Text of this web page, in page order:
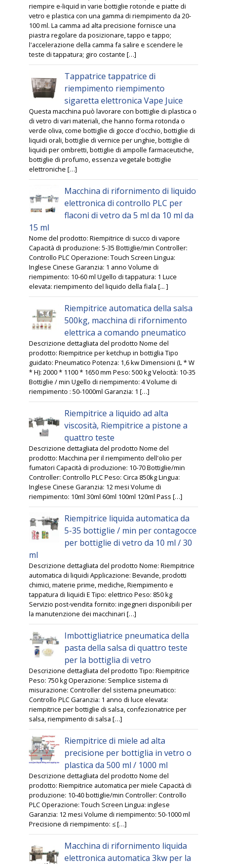
riempire e-liquid in varie bottiglie rotonde e piatte di
vetro e plastica con una gamma di riempimento da 20-
100 ml. La camma ad alta precisione fornisce una
piastra regolare da posizionare, tappo e tappo;
l'accelerazione della camma fa salire e scendere le
teste di tappatura; giro costante […]
Tappatrice tappatrice di
riempimento riempimento
sigaretta elettronica Vape Juice
Questa macchina può lavorare con bottiglie di plastica o
di vetro di vari materiali, che hanno forma rotonda o
verde oliva, come bottiglie di gocce d'occhio, bottiglie di
liquidi orali, bottiglie di vernice per unghie, bottiglie di
liquidi per ombretti, bottiglie di ampolle farmaceutiche,
bottiglie di profumo, essenza vegetale bottiglie
elettroniche […]
Macchina di rifornimento di liquido
elettronica di controllo PLC per
flaconi di vetro da 5 ml da 10 ml da
15 ml
Nome del prodotto: Riempitrice di succo di vapore
Capacità di produzione: 5-35 Bottiglie/min Controller:
Controllo PLC Operazione: Touch Screen Lingua:
Inglese Cinese Garanzia: 1 anno Volume di
riempimento: 10-60 ml Ugello di tappatura: 1 Luce
elevata: riempimento del liquido della fiala [... ]
Riempitrice automatica della salsa
500kg, macchina di rifornimento
elettrica a comando pneumatico
Descrizione dettagliata del prodotto Nome del
prodotto: Riempitrice per ketchup in bottiglia Tipo
guidato: Pneumatico Potenza: 1,6 kw Dimensioni (L * W
* H): 2000 * 1100 * 1650 mm Peso: 500 kg Velocità: 10-35
Bottiglie / min Ugello di riempimento: 4 Volume di
riempimento : 50-1000ml Garanzia: 1 […]
Riempitrice a liquido ad alta
viscosità, Riempitrice a pistone a
quattro teste
Descrizione dettagliata del prodotto Nome del
prodotto: Macchina per il riempimento dell'olio per
fumatori Capacità di produzione: 10-70 Bottiglie/min
Controller: Controllo PLC Peso: Circa 850kg Lingua:
Inglese Cinese Garanzia: 12 mesi Volume di
riempimento: 10ml 30ml 60ml 100ml 120ml Pass […]
Riempitrice liquida automatica da
5-35 bottiglie / min per contagocce
per bottiglie di vetro da 10 ml / 30
ml
Descrizione dettagliata del prodotto Nome: Riempitrice
automatica di liquidi Applicazione: Bevande, prodotti
chimici, materie prime, mediche, Riempimento e
tappatura di liquidi E Tipo: elettrico Peso: 850 kg
Servizio post-vendita fornito: ingegneri disponibili per
la manutenzione dei macchinari […]
Imbottigliatrice pneumatica della
pasta della salsa di quattro teste
per la bottiglia di vetro
Descrizione dettagliata del prodotto Tipo: Riempitrice
Peso: 750 kg Operazione: Semplice sistema di
misurazione: Controller del sistema pneumatico:
Controllo PLC Garanzia: 1 anno di luce elevata:
riempitrice per bottiglie di salsa, confezionatrice per
salsa, riempimento di salsa […]
Riempitrice di miele ad alta
precisione per bottiglia in vetro o
plastica da 500 ml / 1000 ml
Descrizione dettagliata del prodotto Nome del
prodotto: Riempitrice automatica per miele Capacità di
produzione: 10-40 bottiglie/min Controller: Controllo
PLC Operazione: Touch Screen Lingua: inglese
Garanzia: 12 mesi Volume di riempimento: 50-1000 ml
Precisione di riempimento: ≤ […]
Macchina di rifornimento liquida
elettronica automatica 3kw per la